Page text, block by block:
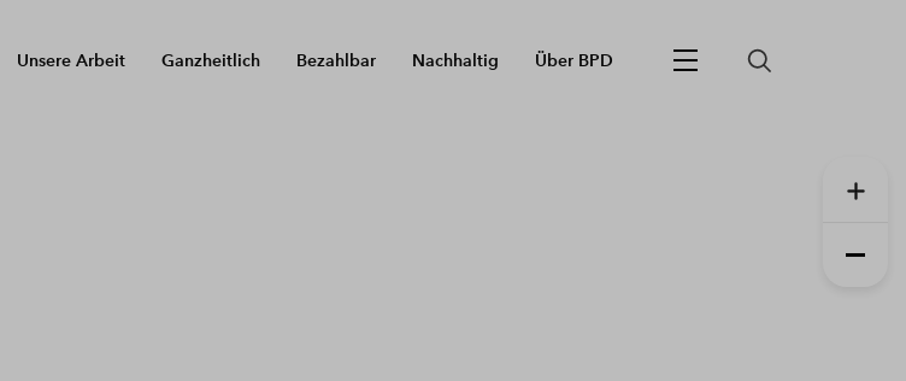
Unsere Arbeit Ganzheitlich Bezahlbar Nachhaltig Über BPD